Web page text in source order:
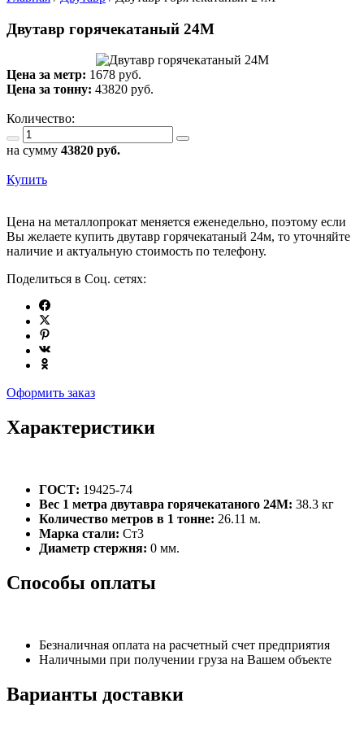
Двутавр горячекатаный 24М
Цена за метр: 1678 руб.
Цена за тонну: 43820 руб.
Количество:
на сумму 43820 руб.
Купить
Цена на металлопрокат меняется еженедельно, поэтому если
Вы желаете купить двутавр горячекатаный 24м, то уточняйте
наличие и актуальную стоимость по телефону.
Поделиться в Соц. сетях:
Оформить заказ
Характеристики
ГОСТ: 19425-74
Вес 1 метра двутавра горячекатаного 24М: 38.3 кг
Количество метров в 1 тонне: 26.11 м.
Марка стали: Ст3
Диаметр стержня: 0 мм.
Способы оплаты
Безналичная оплата на расчетный счет предприятия
Наличными при получении груза на Вашем объекте
Варианты доставки